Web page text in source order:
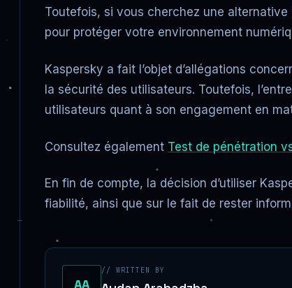
Toutefois, si vous cherchez une
pour protéger votre environnement
Kaspersky a fait l’objet d’allégations
la sécurité des utilisateurs. Toutefois,
utilisateurs quant à son engagement en
Consultez également Test de pénétration
En fin de compte, la décision d’utiliser
fiabilité, ainsi que sur le fait de rester
AA
// WRITTEN BY